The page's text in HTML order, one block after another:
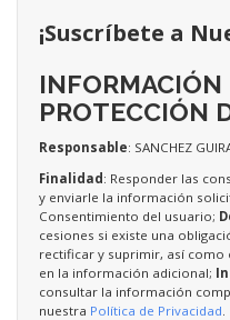
¡Suscríbete a
INFORMACIÓN
PROTECCIÓN
Responsable: SANCHEZ
Finalidad : Responder las
y enviarle la información
Consentimiento del usuario;
cesiones si existe una
rectificar y suprimir, así
en la información adicional;
consultar la información
nuestra Política de Privacidad